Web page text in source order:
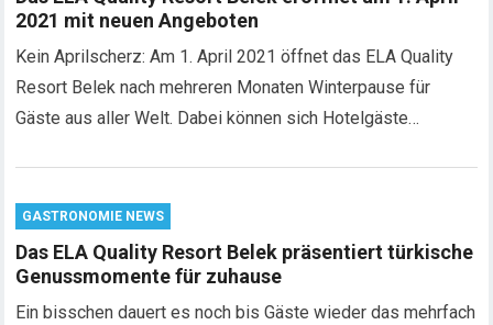
2021 mit neuen Angeboten
Kein Aprilscherz: Am 1. April 2021 öffnet das ELA Quality
Resort Belek nach mehreren Monaten Winterpause für
Gäste aus aller Welt. Dabei können sich Hotelgäste…
GASTRONOMIE NEWS
Das ELA Quality Resort Belek präsentiert türkische
Genussmomente für zuhause
Ein bisschen dauert es noch bis Gäste wieder das mehrfach